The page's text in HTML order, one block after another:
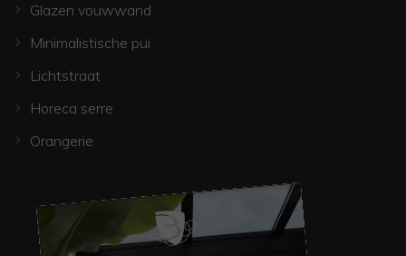
Glazen vouwwand
Minimalistische pui
Lichtstraat
Horeca serre
Orangerie